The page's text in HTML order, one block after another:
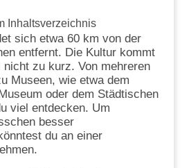
Inhaltsverzeichnis
sich etwa 60 km von der
entfernt. Die Kultur kommt
nicht zu kurz. Von mehreren
Museen, wie etwa dem
oder dem Städtischen
viel entdecken. Um
besser
du an einer